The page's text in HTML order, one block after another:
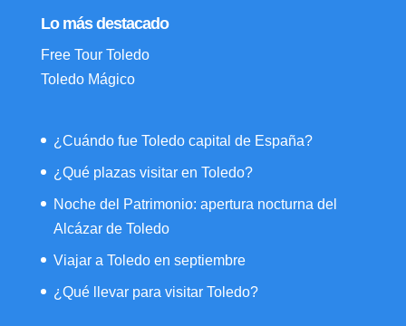
Lo más destacado
Free Tour Toledo
Toledo Mágico
¿Cuándo fue Toledo capital de España?
¿Qué plazas visitar en Toledo?
Noche del Patrimonio: apertura nocturna del
Alcázar de Toledo
Viajar a Toledo en septiembre
¿Qué llevar para visitar Toledo?